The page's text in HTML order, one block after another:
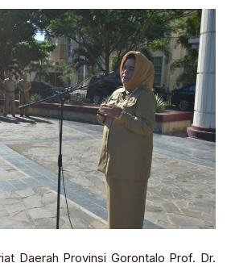
Daerah Provinsi Gorontalo Prof. Dr.